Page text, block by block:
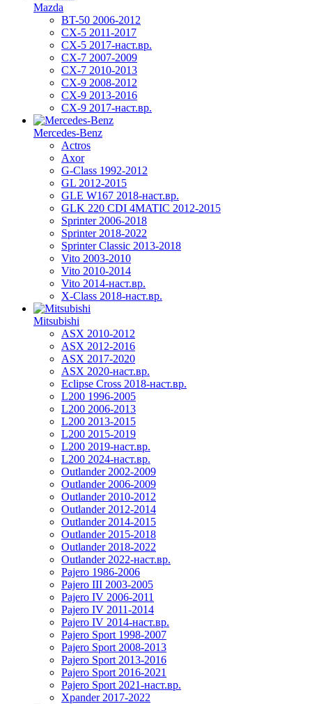
Mazda
BT-50 2006-2012
CX-5 2011-2017
CX-5 2017-наст.вр.
CX-7 2007-2009
CX-7 2010-2013
CX-9 2008-2012
CX-9 2013-2016
CX-9 2017-наст.вр.
Mercedes-Benz
Actros
Axor
G-Class 1992-2012
GL 2012-2015
GLE W167 2018-наст.вр.
GLK 220 CDI 4MATIC 2012-2015
Sprinter 2006-2018
Sprinter 2018-2022
Sprinter Classic 2013-2018
Vito 2003-2010
Vito 2010-2014
Vito 2014-наст.вр.
X-Class 2018-наст.вр.
Mitsubishi
ASX 2010-2012
ASX 2012-2016
ASX 2017-2020
ASX 2020-наст.вр.
Eclipse Cross 2018-наст.вр.
L200 1996-2005
L200 2006-2013
L200 2013-2015
L200 2015-2019
L200 2019-наст.вр.
L200 2024-наст.вр.
Outlander 2002-2009
Outlander 2006-2009
Outlander 2010-2012
Outlander 2012-2014
Outlander 2014-2015
Outlander 2015-2018
Outlander 2018-2022
Outlander 2022-наст.вр.
Pajero 1986-2006
Pajero III 2003-2005
Pajero IV 2006-2011
Pajero IV 2011-2014
Pajero IV 2014-наст.вр.
Pajero Sport 1998-2007
Pajero Sport 2008-2013
Pajero Sport 2013-2016
Pajero Sport 2016-2021
Pajero Sport 2021-наст.вр.
Xpander 2017-2022